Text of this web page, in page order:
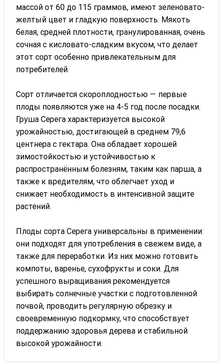
массой от 60 до 115 граммов, имеют зеленовато-
желтый цвет и гладкую поверхность. Мякоть
белая, средней плотности, гранулированная, очень
сочная с кисловато-сладким вкусом, что делает
этот сорт особенно привлекательным для
потребителей.
Сорт отличается скороплодностью — первые
плоды появляются уже на 4-5 год после посадки.
Груша Серега характеризуется высокой
урожайностью, достигающей в среднем 79,6
центнера с гектара. Она обладает хорошей
зимостойкостью и устойчивостью к
распространённым болезням, таким как парша, а
также к вредителям, что облегчает уход и
снижает необходимость в интенсивной защите
растений.
Плоды сорта Серега универсальны в применении:
они подходят для употребления в свежем виде, а
также для переработки. Из них можно готовить
компоты, варенье, сухофрукты и соки. Для
успешного выращивания рекомендуется
выбирать солнечные участки с подготовленной
почвой, проводить регулярную обрезку и
своевременную подкормку, что способствует
поддержанию здоровья дерева и стабильной
высокой урожайности.